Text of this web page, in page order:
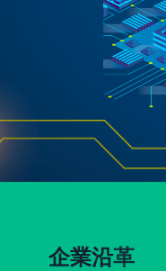
企業沿革